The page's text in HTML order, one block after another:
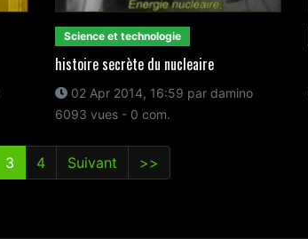
Science et technologie
histoire secrète du nucleaire
02 Apr 2014, 16:59 par damino
6093 vues - 0 com.
3 4 Suivant >>